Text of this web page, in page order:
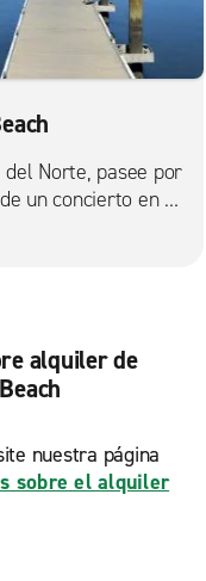
Norte, pasee por
un concierto en el
alquiler de
nuestra página
sobre el alquiler